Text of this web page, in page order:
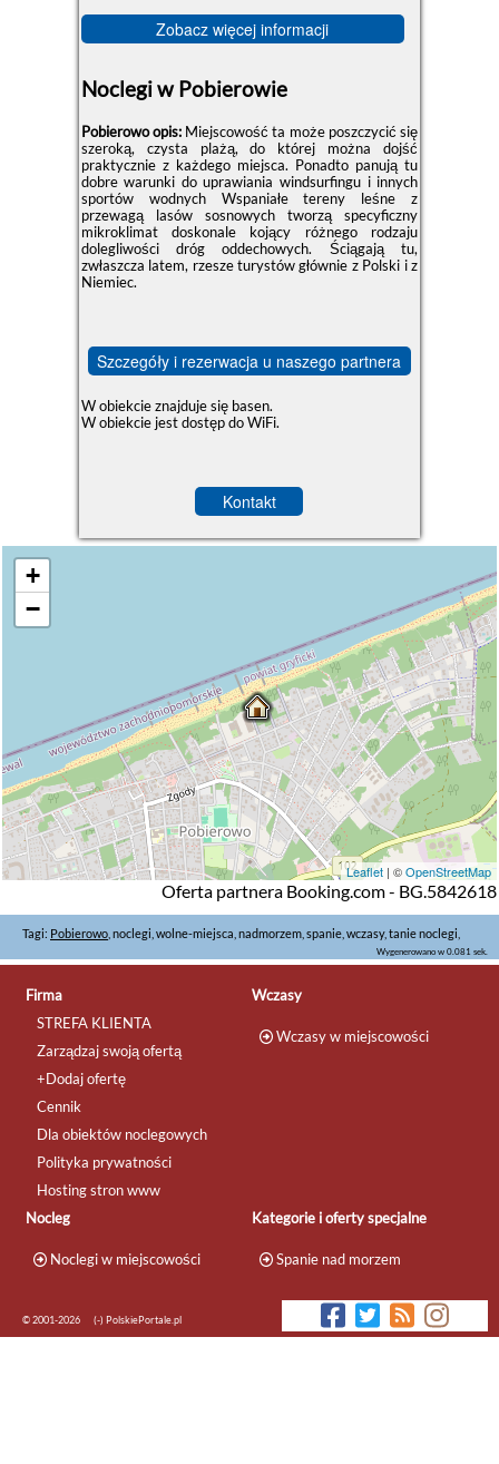
Zobacz więcej informacji
Noclegi w Pobierowie
Pobierowo opis: Miejscowość ta może poszczycić się
szeroką, czysta plażą, do której można dojść
praktycznie z każdego miejsca. Ponadto panują tu
dobre warunki do uprawiania windsurfingu i innych
sportów wodnych Wspaniałe tereny leśne z
przewagą lasów sosnowych tworzą specyficzny
mikroklimat doskonale kojący różnego rodzaju
dolegliwości dróg oddechowych. Ściągają tu,
zwłaszcza latem, rzesze turystów głównie z Polski i z
Niemiec.
Szczegóły i rezerwacja u naszego partnera
W obiekcie znajduje się basen.
W obiekcie jest dostęp do WiFi.
Kontakt
+
−
Leaflet | ©OpenStreetMap
Oferta partnera Booking.com - BG.5842618
Tagi: Pobierowo , noclegi, wolne-miejsca, nadmorzem, spanie, wczasy, tanie noclegi,
Wygenerowano w 0.081 sek.
Firma
STREFA KLIENTA
Zarządzaj swoją ofertą
+Dodaj ofertę
Cennik
Dla obiektów noclegowych
Polityka prywatności
Hosting stron www
Wczasy
Wczasy w miejscowości
Nocleg
Noclegi w miejscowości
Kategorie i oferty specjalne
Spanie nad morzem
© 2001-2026 (-) PolskiePortale.pl